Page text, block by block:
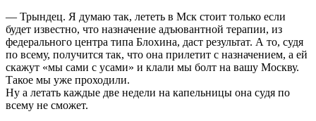
— Трындец. Я думаю так, лететь в Мск стоит только если
будет известно, что назначение адъювантной терапии, из
федерального центра типа Блохина, даст результат. А то, судя
по всему, получится так, что она прилетит с назначением, а ей
скажут «мы сами с усами» и клали мы болт на вашу Москву.
Такое мы уже проходили.
Ну а летать каждые две недели на капельницы она судя по
всему не сможет.